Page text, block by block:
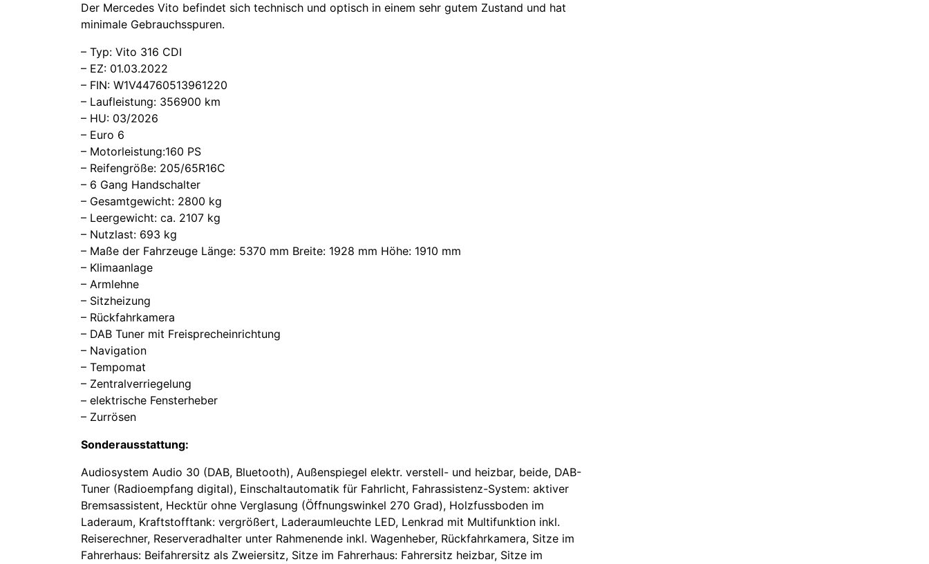
Der Mercedes Vito befindet sich technisch und optisch in einem sehr gutem Zustand und hat
minimale Gebrauchsspuren.
– Typ: Vito 316 CDI
– EZ: 01.03.2022
– FIN: W1V44760513961220
– Laufleistung: 356900 km
– HU: 03/2026
– Euro 6
– Motorleistung:160 PS
– Reifengröße: 205/65R16C
– 6 Gang Handschalter
– Gesamtgewicht: 2800 kg
– Leergewicht: ca. 2107 kg
– Nutzlast: 693 kg
– Maße der Fahrzeuge Länge: 5370 mm Breite: 1928 mm Höhe: 1910 mm
– Klimaanlage
– Armlehne
– Sitzheizung
– Rückfahrkamera
– DAB Tuner mit Freisprecheinrichtung
– Navigation
– Tempomat
– Zentralverriegelung
– elektrische Fensterheber
– Zurrösen
Sonderausstattung:
Audiosystem Audio 30 (DAB, Bluetooth), Außenspiegel elektr. verstell- und heizbar, beide, DAB-
Tuner (Radioempfang digital), Einschaltautomatik für Fahrlicht, Fahrassistenz-System: aktiver
Bremsassistent, Hecktür ohne Verglasung (Öffnungswinkel 270 Grad), Holzfussboden im
Laderaum, Kraftstofftank: vergrößert, Laderaumleuchte LED, Lenkrad mit Multifunktion inkl.
Reiserechner, Reserveradhalter unter Rahmenende inkl. Wagenheber, Rückfahrkamera, Sitze im
Fahrerhaus: Beifahrersitz als Zweiersitz, Sitze im Fahrerhaus: Fahrersitz heizbar, Sitze im